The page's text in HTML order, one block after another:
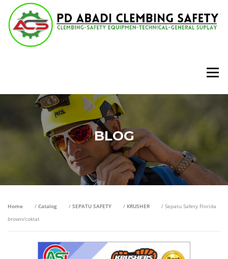
Lompat
konten
Menu
BLOG
Home / Catalog / SEPATU SAFETY / KRUSHER
/ Sepatu Safety Florida
brown/coklat